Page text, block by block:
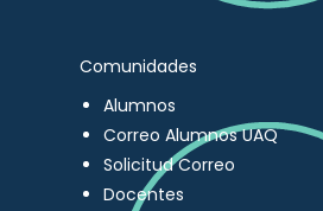
Comunidades
Alumnos
Correo Alumnos UAQ
Solicitud Correo
Docentes